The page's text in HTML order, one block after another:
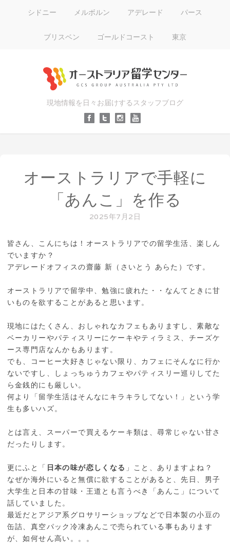
シドニー メルボルン アデレード パース
ブリスベン ゴールドコースト 東京
現地情報を日々お届けするスタッフブログ
オーストラリアで手軽に
「あんこ」を作る
2025年7月2日
皆さん、こんにちは！オーストラリアでの留学生活、楽しん
でいますか？
アデレードオフィスの齋藤 新（さいとう あらた）です。
オーストラリアで留学中、勉強に疲れた・・なんてときに甘
いものを欲することがあると思います。
現地にはたくさん、おしゃれなカフェもありますし、素敵な
ベーカリーやパティスリーにケーキやティラミス、チーズケ
ース専門店なんかもあります。
でも、コーヒー大好きじゃない限り、カフェにそんなに行か
ないですし、しょっちゅうカフェやパティスリー巡りしてた
ら金銭的にも厳しい。
何より「留学生活はそんなにキラキラしてない！」という学
生も多いハズ。
とは言え、スーパーで買えるケーキ類は、尋常じゃない甘さ
だったりします。
更にふと「 日本の味が恋しくなる 」こと、ありますよね？
なぜか海外にいると無償に欲することがあると、先日、男子
大学生と日本の甘味・王道とも言うべき「あんこ」について
話していました。
最近だとアジア系グロサリーショップなどで日本製の小豆の
缶詰、真空パック冷凍あんこで売られている事もあります
が、如何せん高い。。。